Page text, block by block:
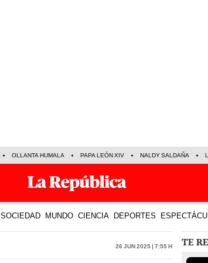
OLLANTA HUMALA PAPA LEÓN XIV NALDY SALDAÑA
SOCIEDAD MUNDO CIENCIA DEPORTES
26 Jun 2025 | 7:55 h TE